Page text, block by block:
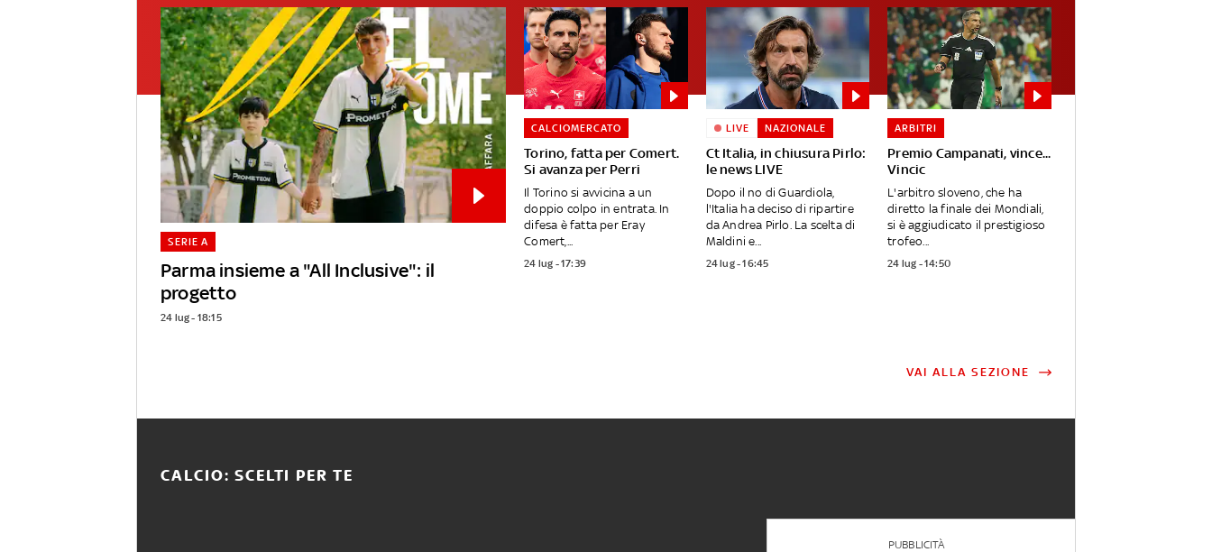
Parma insieme a "All Inclusive": il
progetto
SERIE A
24 lug - 18:15
Torino, fatta per Comert.
Si avanza per Perri
CALCIOMERCATO
Il Torino si avvicina a un
doppio colpo in entrata. In
difesa è fatta per Eray
Comert,...
24 lug - 17:39
Ct Italia, in chiusura Pirlo:
le news LIVE
LIVE NAZIONALE
Dopo il no di Guardiola,
l'Italia ha deciso di ripartire
da Andrea Pirlo. La scelta di
Maldini e...
24 lug - 16:45
Premio Campanati, vince...
Vincic
ARBITRI
L'arbitro sloveno, che ha
diretto la finale dei Mondiali,
si è aggiudicato il prestigioso
trofeo...
24 lug - 14:50
VAI ALLA SEZIONE
CALCIO: SCELTI PER TE
PUBBLICITÀ